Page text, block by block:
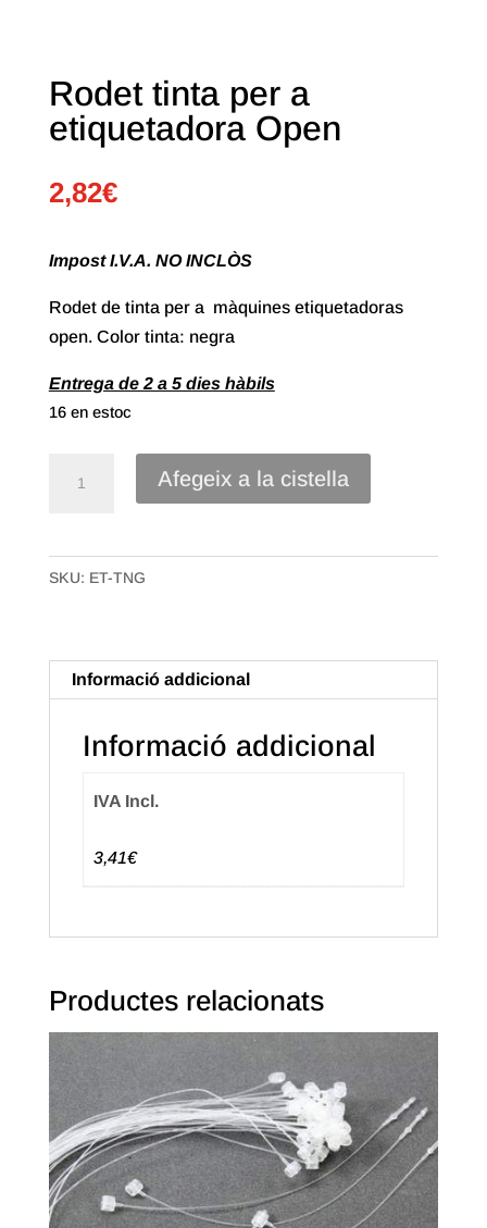
Rodet tinta per a
etiquetadora Open
2,82€
Impost I.V.A. NO INCLÒS
Rodet de tinta per a màquines etiquetadoras
open. Color tinta: negra
Entrega de 2 a 5 dies hàbils
16 en estoc
tinta
per
Open
Afegeix a la cistella
SKU: ET-TNG
Informació addicional
Informació addicional
IVA Incl.
3,41€
Productes relacionats